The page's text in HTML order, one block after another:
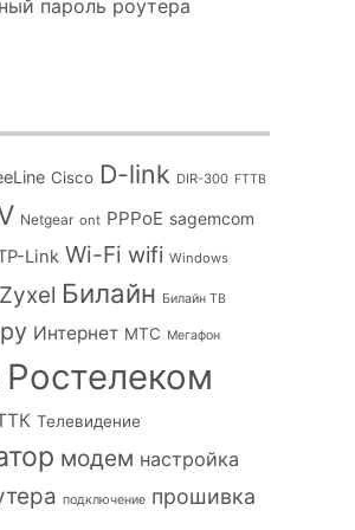
пароль роутера
Cisco D-link DIR-300 FTTB
Netgear ont PPPoE sagemcom
Link Wi-Fi wifi Windows
Zyxel Билайн Билайн ТВ
Интернет МТС Мегафон
Ростелеком
Телевидение
модем настройка
подключение прошивка